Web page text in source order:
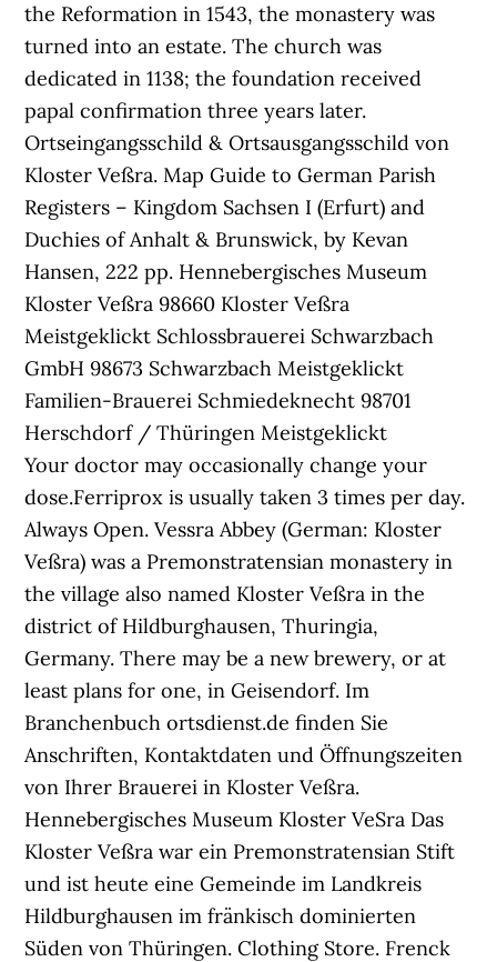
the Reformation in 1543, the monastery was
turned into an estate. The church was
dedicated in 1138; the foundation received
papal confirmation three years later.
Ortseingangsschild & Ortsausgangsschild von
Kloster Veßra. Map Guide to German Parish
Registers – Kingdom Sachsen I (Erfurt) and
Duchies of Anhalt & Brunswick, by Kevan
Hansen, 222 pp. Hennebergisches Museum
Kloster Veßra 98660 Kloster Veßra
Meistgeklickt Schlossbrauerei Schwarzbach
GmbH 98673 Schwarzbach Meistgeklickt
Familien-Brauerei Schmiedeknecht 98701
Herschdorf / Thüringen Meistgeklickt
Your doctor may occasionally change your
dose.Ferriprox is usually taken 3 times per day.
Always Open. Vessra Abbey (German: Kloster
Veßra) was a Premonstratensian monastery in
the village also named Kloster Veßra in the
district of Hildburghausen, Thuringia,
Germany. There may be a new brewery, or at
least plans for one, in Geisendorf. Im
Branchenbuch ortsdienst.de finden Sie
Anschriften, Kontaktdaten und Öffnungszeiten
von Ihrer Brauerei in Kloster Veßra.
Hennebergisches Museum Kloster VeSra Das
Kloster Veßra war ein Premonstratensian Stift
und ist heute eine Gemeinde im Landkreis
Hildburghausen im fränkisch dominierten
Süden von Thüringen. Clothing Store. Frenck